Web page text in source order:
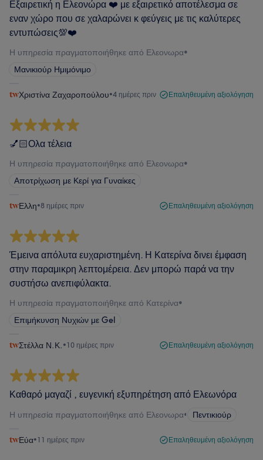
Εξαιρετική η Ελεονώρα ❤️ με εξαιρετικό αποτέλεσμα σε
εναν χώρο που σε χαλαρώνει κ φεύγεις με τις καλύτερες
εντυπώσεις💯❤️
Η υπηρεσία πραγματοποιήθηκε από Ελεονωρα•
Μανικιούρ Ημιμόνιμο
Χριστίνα Ζαχαροπούλου•4 ημέρες πριν Επαληθευμένη αξιολόγηση
💅🏻Ολα τέλεια
Η υπηρεσία πραγματοποιήθηκε από Ελεονωρα•
Αποτρίχωση με Κερί για Γυναίκες
Ελλη•8 ημέρες πριν Επαληθευμένη αξιολόγηση
Έμεινα απόλυτα ευχαριστημένη. Η Κατερίνα δινει έμφαση
στην παραμικρη λεπτομέρεια. Δεν μπορώ παρά να την
συστήσω ανεπιφύλακτα.
Η υπηρεσία πραγματοποιήθηκε από Κατερίνα•
Επιμήκυνση Νυχιών με Gel
Στέλλα Ν.Κ. •10 ημέρες πριν Επαληθευμένη αξιολόγηση
Καθαρό μαγαζί , ευγενική εξυπηρέτηση από Ελεωνόρα
Η υπηρεσία πραγματοποιήθηκε από Ελεονωρα• Πεντικιούρ
Εύα•11 ημέρες πριν Επαληθευμένη αξιολόγηση